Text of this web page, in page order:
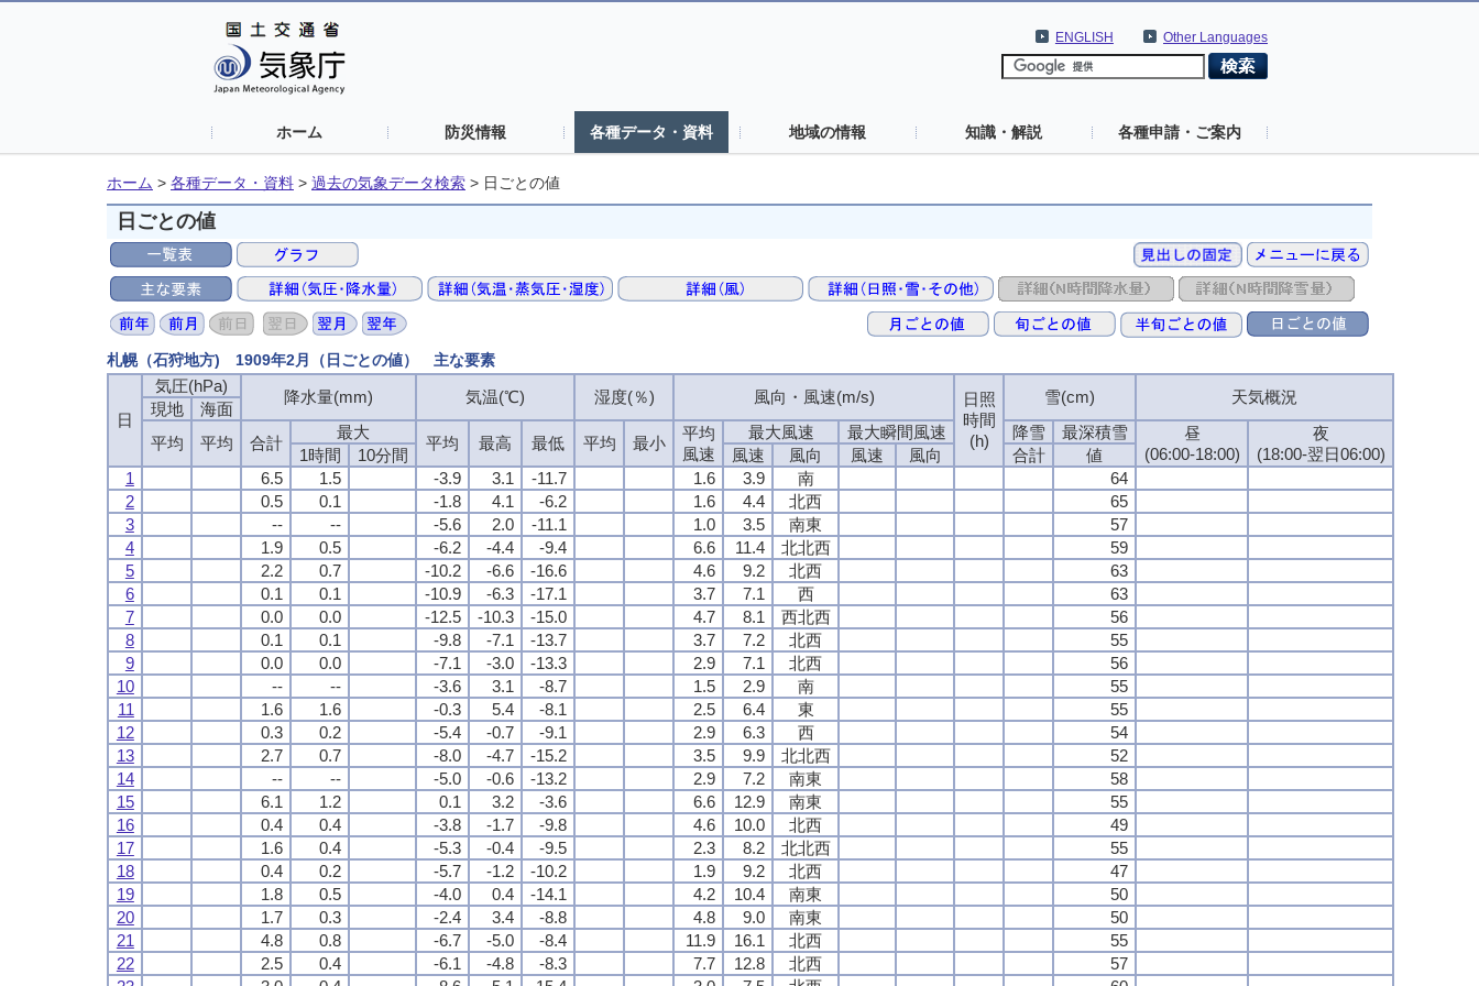
Other Languages
ENGLISH
ホーム 防災情報 各種データ・資料 地域の情報 知識・解説 各種申請・ご案内
ホーム > 各種データ・資料 > 過去の気象データ検索 > 日ごとの値
日ごとの値
札幌（石狩地方) 1909年2月（日ごとの値） 主な要素
日
気圧(hPa)
降水量(mm) 気温(℃) 湿度(％) 風向・風速(m/s)
日照
時間
(h)
雪(cm) 天気概況
現地
海面
平均
平均 合計
最大
平均 最高 最低 平均 最小
平均
風速
最大風速 最大瞬間風速 降雪 最深積雪
昼
(06:00-18:00)
夜
(18:00-翌日06:00)
1時間 10分間 風速 風向 風速 風向 合計
値
1
6.5 1.5 -3.9 3.1 -11.7 1.6 3.9 南
64
2
0.5 0.1 -1.8 4.1 -6.2 1.6 4.4 北西
65
3
-- -- -5.6 2.0 -11.1 1.0 3.5 南東
57
4
1.9 0.5 -6.2 -4.4 -9.4 6.6 11.4 北北西
59
5
2.2 0.7 -10.2 -6.6 -16.6 4.6 9.2 北西
63
6
0.1 0.1 -10.9 -6.3 -17.1 3.7 7.1 西
63
7
0.0 0.0 -12.5 -10.3 -15.0 4.7 8.1 西北西
56
8
0.1 0.1 -9.8 -7.1 -13.7 3.7 7.2 北西
55
9
0.0 0.0 -7.1 -3.0 -13.3 2.9 7.1 北西
56
10
-- -- -3.6 3.1 -8.7 1.5 2.9 南
55
11
1.6 1.6 -0.3 5.4 -8.1 2.5 6.4 東
55
12
0.3 0.2 -5.4 -0.7 -9.1 2.9 6.3 西
54
13
2.7 0.7 -8.0 -4.7 -15.2 3.5 9.9 北北西
52
14
-- -- -5.0 -0.6 -13.2 2.9 7.2 南東
58
15
6.1 1.2 0.1 3.2 -3.6 6.6 12.9 南東
55
16
0.4 0.4 -3.8 -1.7 -9.8 4.6 10.0 北西
49
17
1.6 0.4 -5.3 -0.4 -9.5 2.3 8.2 北北西
55
18
0.4 0.2 -5.7 -1.2 -10.2 1.9 9.2 北西
47
19
1.8 0.5 -4.0 0.4 -14.1 4.2 10.4 南東
50
20
1.7 0.3 -2.4 3.4 -8.8 4.8 9.0 南東
50
21
4.8 0.8 -6.7 -5.0 -8.4 11.9 16.1 北西
55
22
2.5 0.4 -6.1 -4.8 -8.3 7.7 12.8 北西
57